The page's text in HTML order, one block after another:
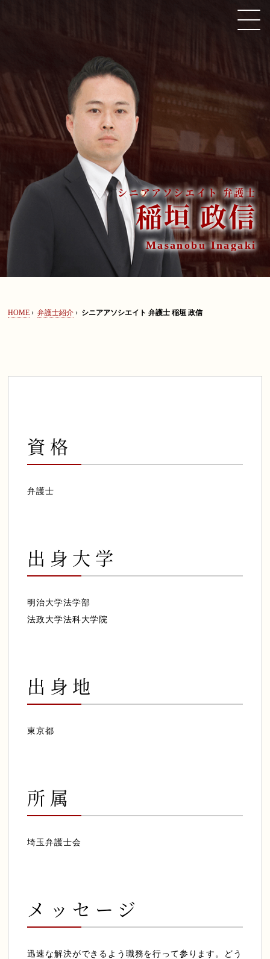
HOME
取扱い分野
弁護士紹介
著書・論文・監修協力 稲垣 政信
Masanobu Inagaki
HOME › 弁護士紹介 › シニアアソシエイト 弁護士 稲垣 政信
資格
弁護士
出身大学
明治大学法学部
法政大学法科大学院
出身地
東京都
所属
埼玉弁護士会
メッセージ
迅速な解決ができるよう職務を行って参ります。どう